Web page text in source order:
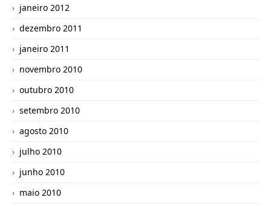
janeiro 2012
dezembro 2011
janeiro 2011
novembro 2010
outubro 2010
setembro 2010
agosto 2010
julho 2010
junho 2010
maio 2010